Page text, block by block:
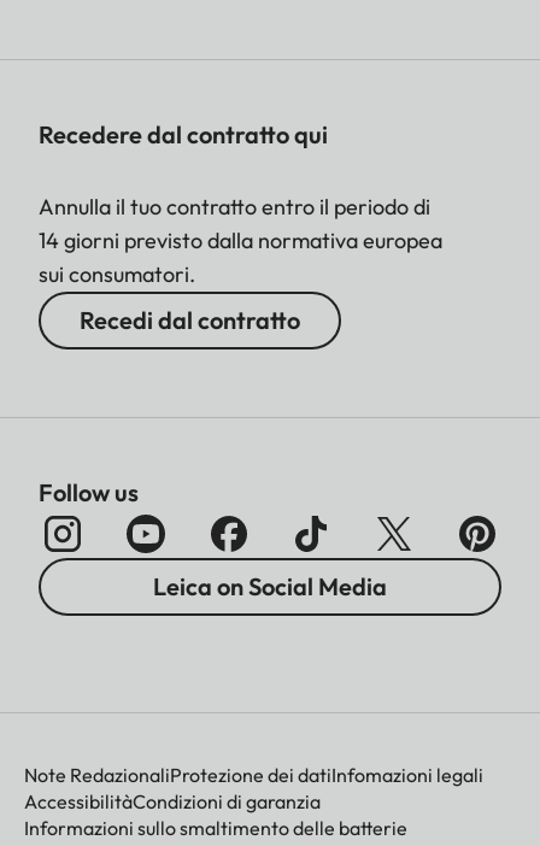
Recedere dal contratto qui
Annulla il tuo contratto entro il periodo di
14 giorni previsto dalla normativa europea
sui consumatori.
Recedi dal contratto
Follow us
Leica on Social Media
Note RedazionaliProtezione dei datiInfomazioni legali
AccessibilitàCondizioni di garanzia
Informazioni sullo smaltimento delle batterie